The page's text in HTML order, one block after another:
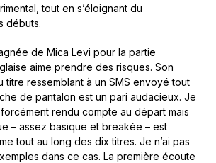
tout en s’éloignant du
débuts.
de Mica Levi pour la partie
aime prendre des risques. Son
titre ressemblant à un SMS envoyé tout
de pantalon est un pari audacieux. Je
forcément rendu compte au départ mais
– assez basique et breakée – est
tout au long des dix titres. Je n’ai pas
dans ce cas. La première écoute